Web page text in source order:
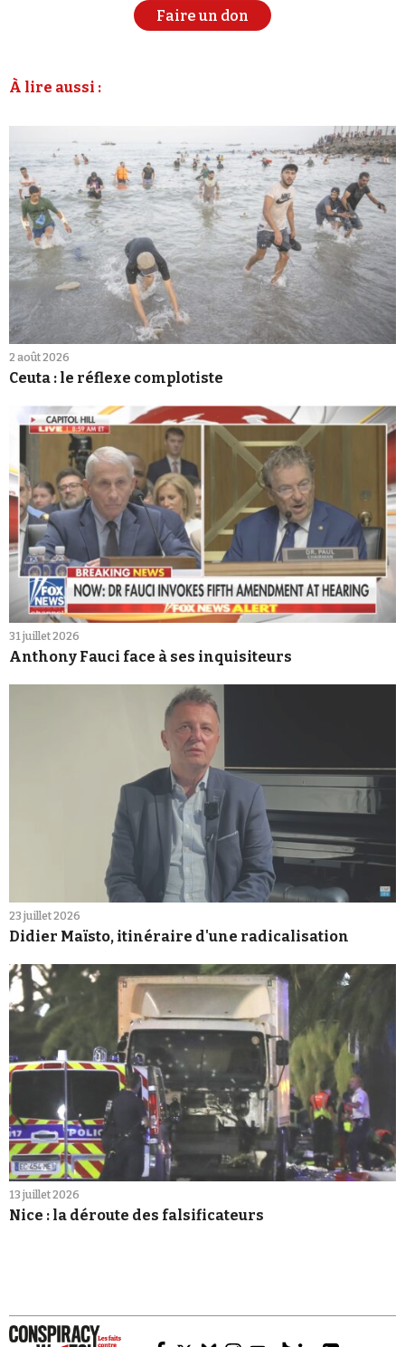
Faire un don
À lire aussi :
2 août 2026
Ceuta : le réflexe complotiste
31 juillet 2026
Anthony Fauci face à ses inquisiteurs
23 juillet 2026
Didier Maïsto, itinéraire d'une radicalisation
13 juillet 2026
Nice : la déroute des falsificateurs